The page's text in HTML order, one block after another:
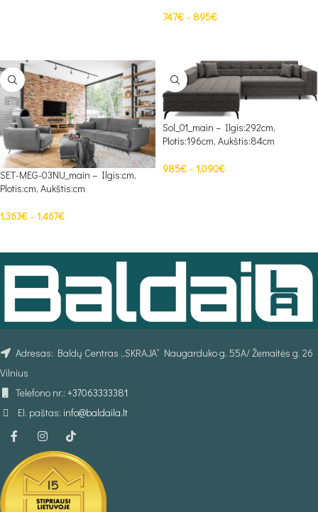
747€– 895€
SET-MEG-03NU_main – Ilgis:cm,
Plotis:cm, Aukštis:cm
1,363€–1,467€
Sol_01_main – Ilgis:292cm,
Plotis:196cm, Aukštis:84cm
985€–1,090€
Adresas: Baldų Centras „SKRAJA“ Naugarduko g. 55A/ Žemaitės g. 26
Vilnius
Telefono nr.: +37063333381
El. paštas: info@baldaila.lt